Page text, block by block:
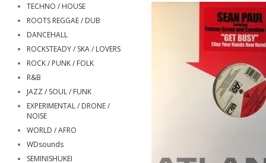
TECHNO / HOUSE
ROOTS REGGAE / DUB
DANCEHALL
ROCKSTEADY / SKA / LOVERS
ROCK / PUNK / FOLK
R&B
JAZZ / SOUL / FUNK
EXPERIMENTAL / DRONE /
NOISE
WORLD / AFRO
WDsounds
SEMINISHUKEI